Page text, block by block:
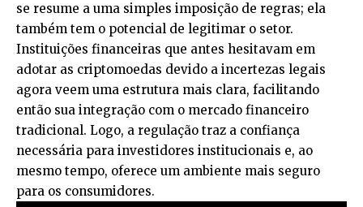
se resume a uma simples imposição de regras; ela
também tem o potencial de legitimar o setor.
Instituições financeiras que antes hesitavam em
adotar as criptomoedas devido a incertezas legais
agora veem uma estrutura mais clara, facilitando
então sua integração com o mercado financeiro
tradicional. Logo, a regulação traz a confiança
necessária para investidores institucionais e, ao
mesmo tempo, oferece um ambiente mais seguro
para os consumidores.